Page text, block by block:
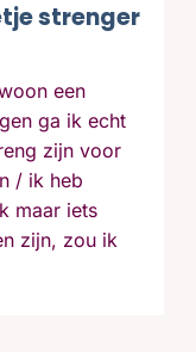
strenger
een
ga ik echt
zijn voor
/ ik heb
maar iets
zijn, zou ik